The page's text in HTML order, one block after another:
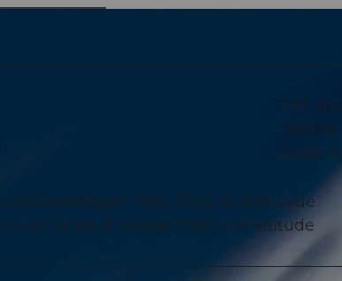
7,97 km
1.959 m
3.040 m
de montagne Titlis 3020 m d'altitude
de vallée Fürenalp 1080 m d'altitude